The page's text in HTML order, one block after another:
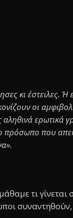
κι έστειλες. Ή
οι
ερωτικά
πρόσωπο που
τι